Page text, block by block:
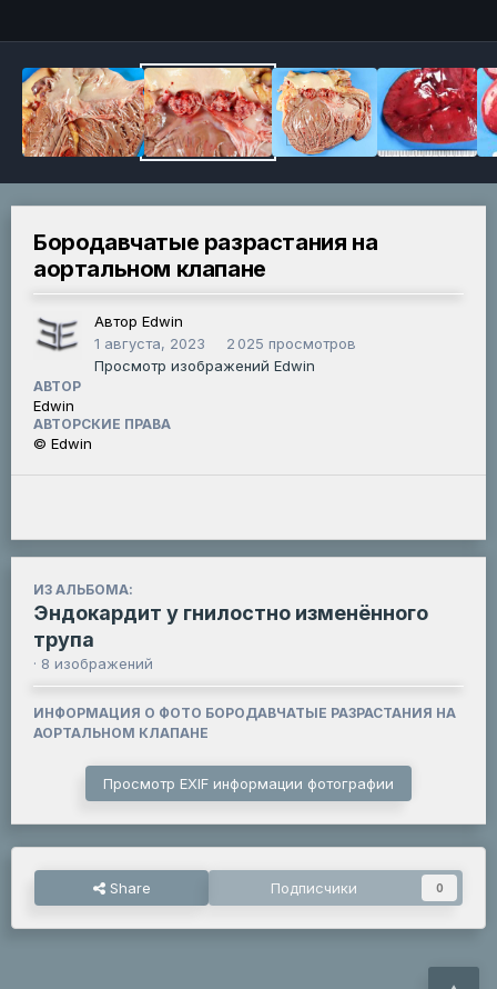
Бородавчатые разрастания на
аортальном клапане
Автор Edwin
1 августа, 2023
2 025 просмотров
Просмотр изображений Edwin
АВТОР
Edwin
АВТОРСКИЕ ПРАВА
© Edwin
ИЗ АЛЬБОМА:
Эндокардит у гнилостно изменённого
трупа
· 8 изображений
ИНФОРМАЦИЯ О ФОТО БОРОДАВЧАТЫЕ РАЗРАСТАНИЯ НА
АОРТАЛЬНОМ КЛАПАНЕ
Просмотр EXIF информации фотографии
Share Подписчики 0